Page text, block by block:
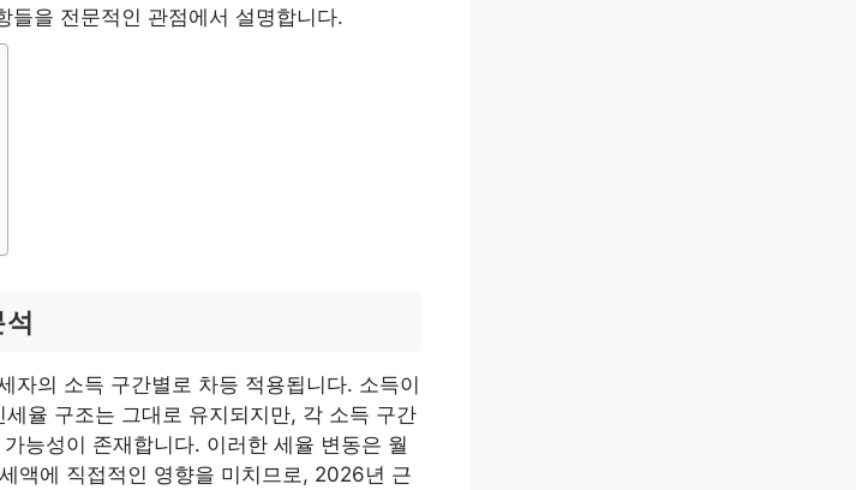
들을 전문적인 관점에서 설명합니다.
자의 소득 구간별로 차등 적용됩니다. 소득이
율 구조는 그대로 유지되지만, 각 소득 구간
능성이 존재합니다. 이러한 세율 변동은 월
액에 직접적인 영향을 미치므로, 2026년 근